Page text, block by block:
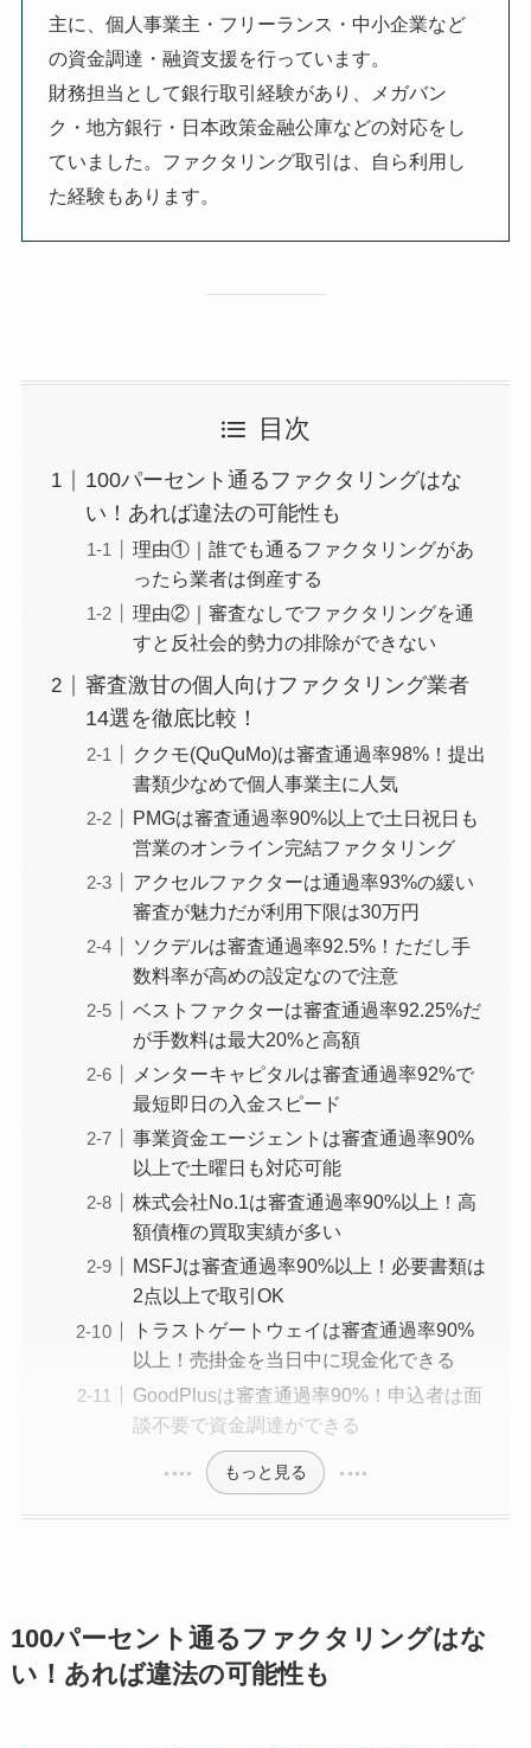
主に、個人事業主・フリーランス・中小企業など
の資金調達・融資支援を行っています。
財務担当として銀行取引経験があり、メガバン
ク・地方銀行・日本政策金融公庫などの対応をし
ていました。ファクタリング取引は、自ら利用し
た経験もあります。
目次
100パーセント通るファクタリングはな
い！あれば違法の可能性も
理由①｜誰でも通るファクタリングがあ
ったら業者は倒産する
理由②｜審査なしでファクタリングを通
すと反社会的勢力の排除ができない
審査激甘の個人向けファクタリング業者
14選を徹底比較！
ククモ(QuQuMo)は審査通過率98%！提出
書類少なめで個人事業主に人気
PMGは審査通過率90%以上で土日祝日も
営業のオンライン完結ファクタリング
アクセルファクターは通過率93%の緩い
審査が魅力だが利用下限は30万円
ソクデルは審査通過率92.5%！ただし手
数料率が高めの設定なので注意
ベストファクターは審査通過率92.25%だ
が手数料は最大20%と高額
メンターキャピタルは審査通過率92%で
最短即日の入金スピード
事業資金エージェントは審査通過率90%
以上で土曜日も対応可能
株式会社No.1は審査通過率90%以上！高
額債権の買取実績が多い
MSFJは審査通過率90%以上！必要書類は
2点以上で取引OK
トラストゲートウェイは審査通過率90%
以上！売掛金を当日中に現金化できる
GoodPlusは審査通過率90%！申込者は面
談不要で資金調達ができる
もっと見る
100パーセント通るファクタリングはな
い！あれば違法の可能性も